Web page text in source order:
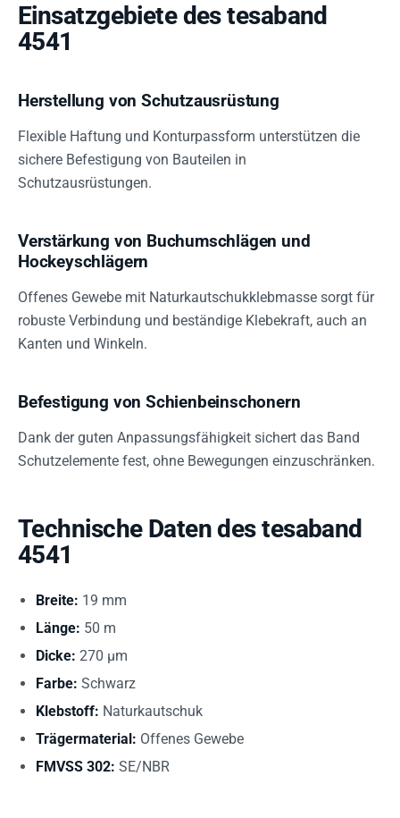
Einsatzgebiete des tesaband
4541
Herstellung von Schutzausrüstung
Flexible Haftung und Konturpassform unterstützen die
sichere Befestigung von Bauteilen in
Schutzausrüstungen.
Verstärkung von Buchumschlägen und
Hockeyschlägern
Offenes Gewebe mit Naturkautschukklebmasse sorgt für
robuste Verbindung und beständige Klebekraft, auch an
Kanten und Winkeln.
Befestigung von Schienbeinschonern
Dank der guten Anpassungsfähigkeit sichert das Band
Schutzelemente fest, ohne Bewegungen einzuschränken.
Technische Daten des tesaband
4541
Breite: 19 mm
Länge: 50 m
Dicke: 270 µm
Farbe: Schwarz
Klebstoff: Naturkautschuk
Trägermaterial: Offenes Gewebe
FMVSS 302: SE/NBR